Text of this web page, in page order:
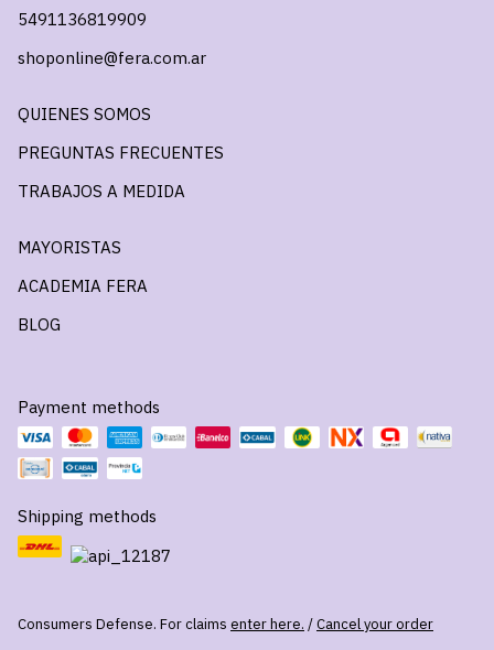
5491136819909
shoponline@fera.com.ar
QUIENES SOMOS
PREGUNTAS FRECUENTES
TRABAJOS A MEDIDA
MAYORISTAS
ACADEMIA FERA
BLOG
Payment methods
Shipping methods
Consumers Defense. For claims enter here. /Cancel your order